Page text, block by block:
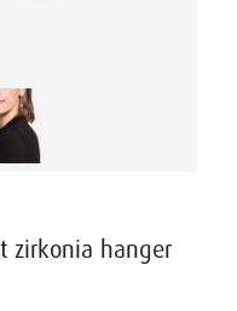
zirkonia hanger